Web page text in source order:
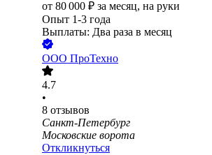
от 80 000 ₽ за месяц, на руки
Опыт 1-3 года
Выплаты: Два раза в месяц
ООО ПроТехно
4.7
•
8 отзывов
Санкт-Петербург
Московские ворота
Откликнуться